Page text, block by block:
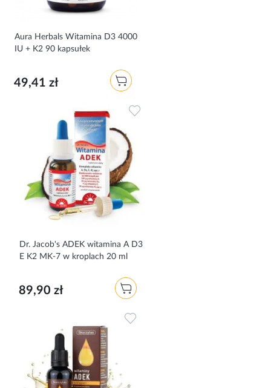
Aura Herbals Witamina D3 4000
IU + K2 90 kapsułek
49,41 zł
Dr. Jacob's ADEK witamina A D3
E K2 MK-7 w kroplach 20 ml
89,90 zł
Dodaj do ulubionych